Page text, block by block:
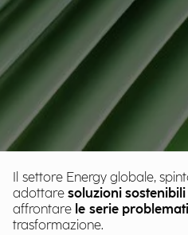
Il settore Energy globale,
adottare soluzioni
affrontare le serie
trasformazione.